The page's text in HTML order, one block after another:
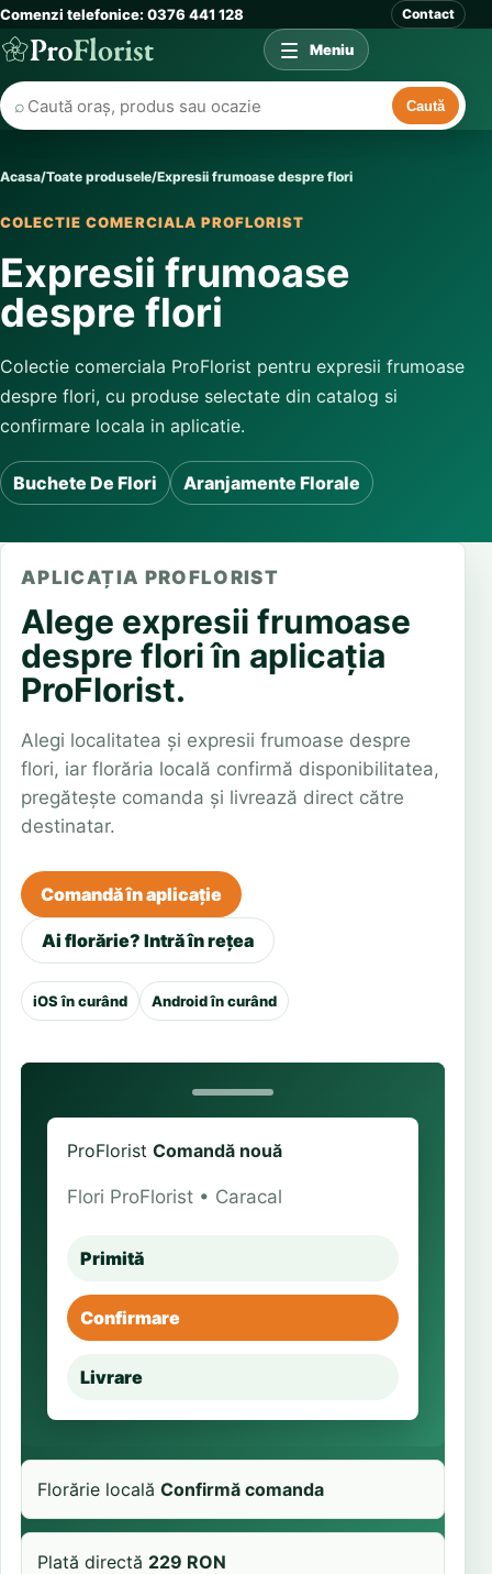
Comenzi telefonice: 0376 441 128 Contact
⌕ Caută
Meniu
Acasa/Toate produsele/Expresii frumoase despre flori
COLECTIE COMERCIALA PROFLORIST
Expresii frumoase
despre flori
Colectie comerciala ProFlorist pentru expresii frumoase
despre flori, cu produse selectate din catalog si
confirmare locala in aplicatie.
Buchete De Flori Aranjamente Florale
APLICAȚIA PROFLORIST
Alege expresii frumoase
despre flori în aplicația
ProFlorist.
Alegi localitatea și expresii frumoase despre
flori, iar florăria locală confirmă disponibilitatea,
pregătește comanda și livrează direct către
destinatar.
Comandă în aplicație
Ai florărie? Intră în rețea
iOS în curând Android în curând
ProFlorist Comandă nouă
Flori ProFlorist • Caracal
Primită
Confirmare
Livrare
Florărie locală Confirmă comanda
Plată directă 229 RON